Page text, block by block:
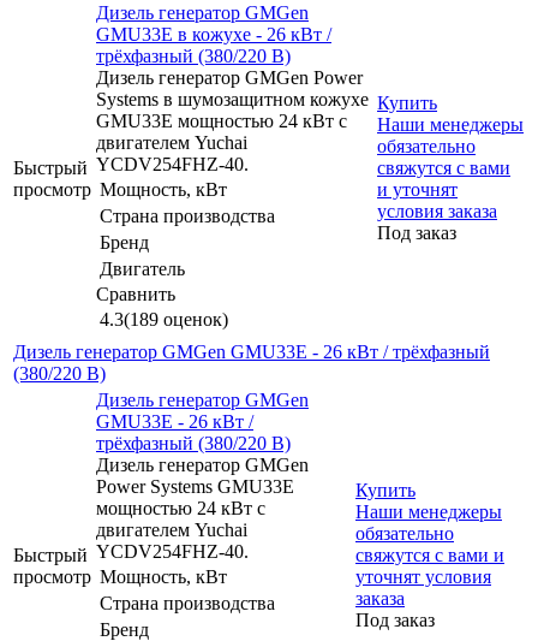
Быстрый
просмотр
Дизель генератор GMGen
GMU33E в кожухе - 26 кВт /
трёхфазный (380/220 В)
Дизель генератор GMGen Power
Systems в шумозащитном кожухе
GMU33E мощностью 24 кВт с
двигателем Yuchai
YCDV254FHZ-40.
Мощность, кВт
Страна производства
Бренд
Двигатель
Сравнить
4.3(189 оценок)
Купить
Наши менеджеры
обязательно
свяжутся с вами
и уточнят
условия заказа
Под заказ
Дизель генератор GMGen GMU33E - 26 кВт / трёхфазный
(380/220 В)
Быстрый
просмотр
Дизель генератор GMGen
GMU33E - 26 кВт /
трёхфазный (380/220 В)
Дизель генератор GMGen
Power Systems GMU33E
мощностью 24 кВт с
двигателем Yuchai
YCDV254FHZ-40.
Мощность, кВт
Страна производства
Бренд
Купить
Наши менеджеры
обязательно
свяжутся с вами и
уточнят условия
заказа
Под заказ